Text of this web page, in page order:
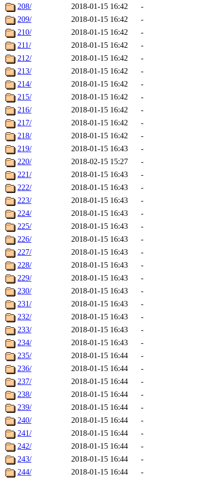
208/
2018-01-15 16:42
-
209/
2018-01-15 16:42
-
210/
2018-01-15 16:42
-
211/
2018-01-15 16:42
-
212/
2018-01-15 16:42
-
213/
2018-01-15 16:42
-
214/
2018-01-15 16:42
-
215/
2018-01-15 16:42
-
216/
2018-01-15 16:42
-
217/
2018-01-15 16:42
-
218/
2018-01-15 16:42
-
219/
2018-01-15 16:43
-
220/
2018-02-15 15:27
-
221/
2018-01-15 16:43
-
222/
2018-01-15 16:43
-
223/
2018-01-15 16:43
-
224/
2018-01-15 16:43
-
225/
2018-01-15 16:43
-
226/
2018-01-15 16:43
-
227/
2018-01-15 16:43
-
228/
2018-01-15 16:43
-
229/
2018-01-15 16:43
-
230/
2018-01-15 16:43
-
231/
2018-01-15 16:43
-
232/
2018-01-15 16:43
-
233/
2018-01-15 16:43
-
234/
2018-01-15 16:43
-
235/
2018-01-15 16:44
-
236/
2018-01-15 16:44
-
237/
2018-01-15 16:44
-
238/
2018-01-15 16:44
-
239/
2018-01-15 16:44
-
240/
2018-01-15 16:44
-
241/
2018-01-15 16:44
-
242/
2018-01-15 16:44
-
243/
2018-01-15 16:44
-
244/
2018-01-15 16:44
-